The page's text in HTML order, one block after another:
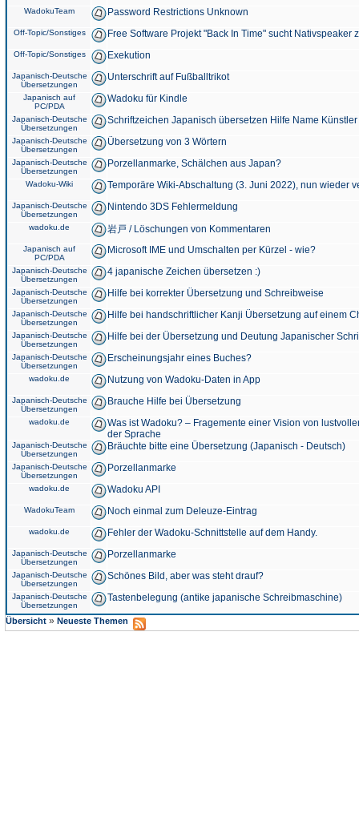
WadokuTeam Password Restrictions Unknown
Off-Topic/Sonstiges Free Software Projekt "Back In Time" sucht Nativspeaker
Off-Topic/Sonstiges Exekution
Japanisch-Deutsche
Übersetzungen
Unterschrift auf Fußballtrikot
Japanisch auf
PC/PDA
Wadoku für Kindle
Japanisch-Deutsche
Übersetzungen
Schriftzeichen Japanisch übersetzen Hilfe Name
Japanisch-Deutsche
Übersetzungen
Übersetzung von 3 Wörtern
Japanisch-Deutsche
Übersetzungen
Porzellanmarke, Schälchen aus Japan?
Wadoku-Wiki Temporäre Wiki-Abschaltung (3. Juni 2022), nun wieder
Japanisch-Deutsche
Übersetzungen
Nintendo 3DS Fehlermeldung
wadoku.de 岩戸 / Löschungen von Kommentaren
Japanisch auf
PC/PDA
Microsoft IME und Umschalten per Kürzel - wie?
Japanisch-Deutsche
Übersetzungen
4 japanische Zeichen übersetzen :)
Japanisch-Deutsche
Übersetzungen
Hilfe bei korrekter Übersetzung und Schreibweise
Japanisch-Deutsche
Übersetzungen
Hilfe bei handschriftlicher Kanji Übersetzung auf einem
Japanisch-Deutsche
Übersetzungen
Hilfe bei der Übersetzung und Deutung Japanischer
Japanisch-Deutsche
Übersetzungen
Erscheinungsjahr eines Buches?
wadoku.de Nutzung von Wadoku-Daten in App
Japanisch-Deutsche
Übersetzungen
Brauche Hilfe bei Übersetzung
wadoku.de
Was ist Wadoku? – Fragemente einer Vision von
der Sprache
Japanisch-Deutsche
Übersetzungen
Bräuchte bitte eine Übersetzung (Japanisch - Deutsch)
Japanisch-Deutsche
Übersetzungen
Porzellanmarke
wadoku.de Wadoku API
WadokuTeam Noch einmal zum Deleuze-Eintrag
wadoku.de Fehler der Wadoku-Schnittstelle auf dem Handy.
Japanisch-Deutsche
Übersetzungen
Porzellanmarke
Japanisch-Deutsche
Übersetzungen
Schönes Bild, aber was steht drauf?
Japanisch-Deutsche
Übersetzungen
Tastenbelegung (antike japanische Schreibmaschine)
Übersicht » Neueste Themen